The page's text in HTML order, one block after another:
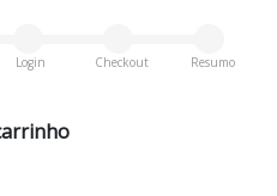
Login Checkout Resumo